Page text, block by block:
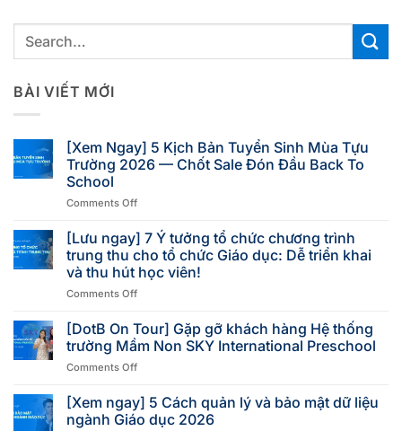
BÀI VIẾT MỚI
[Xem Ngay] 5 Kịch Bản Tuyển Sinh Mùa Tựu
Trường 2026 — Chốt Sale Đón Đầu Back To
School
Comments Off
[Lưu ngay] 7 Ý tưởng tổ chức chương trình
trung thu cho tổ chức Giáo dục: Dễ triển khai
và thu hút học viên!
Comments Off
[DotB On Tour] Gặp gỡ khách hàng Hệ thống
trường Mầm Non SKY International Preschool
Comments Off
[Xem ngay] 5 Cách quản lý và bảo mật dữ liệu
ngành Giáo dục 2026